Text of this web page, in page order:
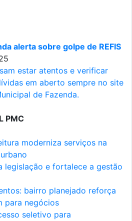
alerta sobre golpe de REFIS
estar atentos e verificar
em aberto sempre no site
de Fazenda.
PMC
moderniza serviços na
legislação e fortalece a gestão
bairro planejado reforça
para negócios
seletivo para